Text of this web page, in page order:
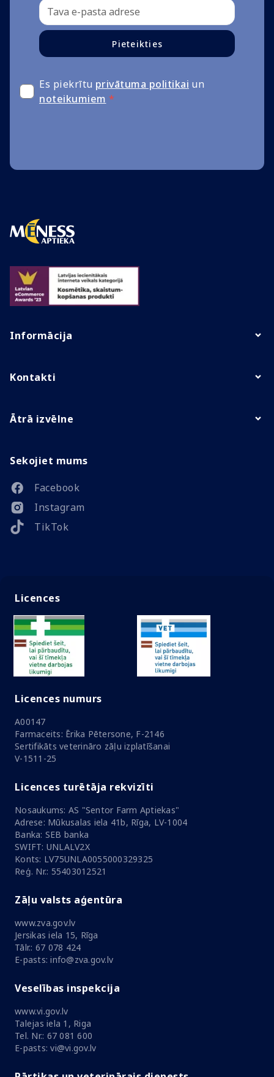
Pieteikties
Es piekrītu privātuma politikai un
noteikumiem *
Informācija
Kontakti
Ātrā izvēlne
Sekojiet mums
Facebook
Instagram
TikTok
Licences
Licences numurs
A00147
Farmaceits: Ērika Pētersone, F-2146
Sertifikāts veterināro zāļu izplatīšanai
V-1511-25
Licences turētāja rekvizīti
Nosaukums: AS "Sentor Farm Aptiekas"
Adrese: Mūkusalas iela 41b, Rīga, LV-1004
Banka: SEB banka
SWIFT: UNLALV2X
Konts: LV75UNLA0055000329325
Reģ. Nr.: 55403012521
Zāļu valsts aģentūra
www.zva.gov.lv
Jersikas iela 15, Rīga
Tālr.: 67 078 424
E-pasts: info@zva.gov.lv
Veselības inspekcija
www.vi.gov.lv
Talejas iela 1, Riga
Tel. Nr.: 67 081 600
E-pasts: vi@vi.gov.lv